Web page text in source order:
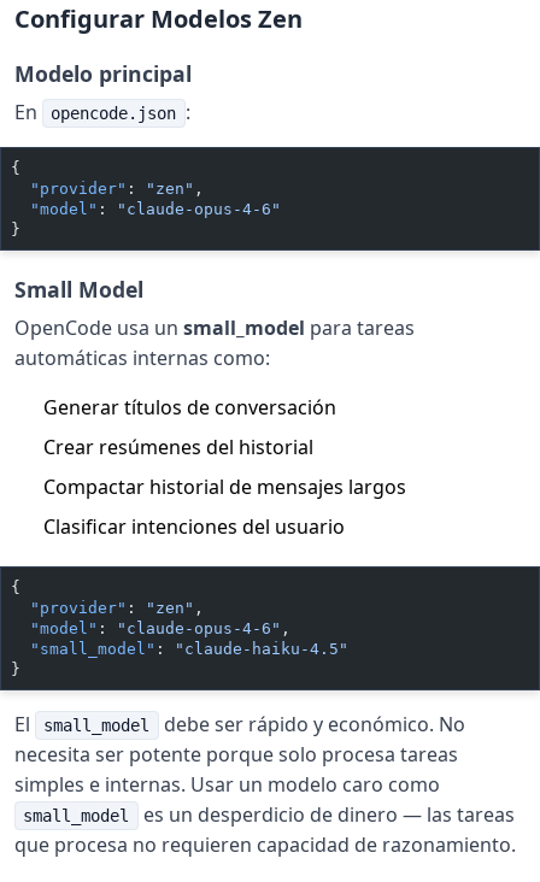
Configurar Modelos Zen
Modelo principal
En opencode.json :
{
  "provider"
: "zen" ,
  "model"
:
"claude-opus-4-6"
}
Small Model
OpenCode usa un small_model para tareas
automáticas internas como:
Generar títulos de conversación
Crear resúmenes del historial
Compactar historial de mensajes largos
Clasificar intenciones del usuario
{
  "provider"
: "zen" ,
  "model"
: "claude-opus-4-6" ,
  "small_model"
:
"claude-haiku-4.5"
}
El small_model
debe ser rápido y económico. No
necesita ser potente porque solo procesa tareas
simples e internas. Usar un modelo caro como
small_model
es un desperdicio de dinero — las tareas
que procesa no requieren capacidad de razonamiento.